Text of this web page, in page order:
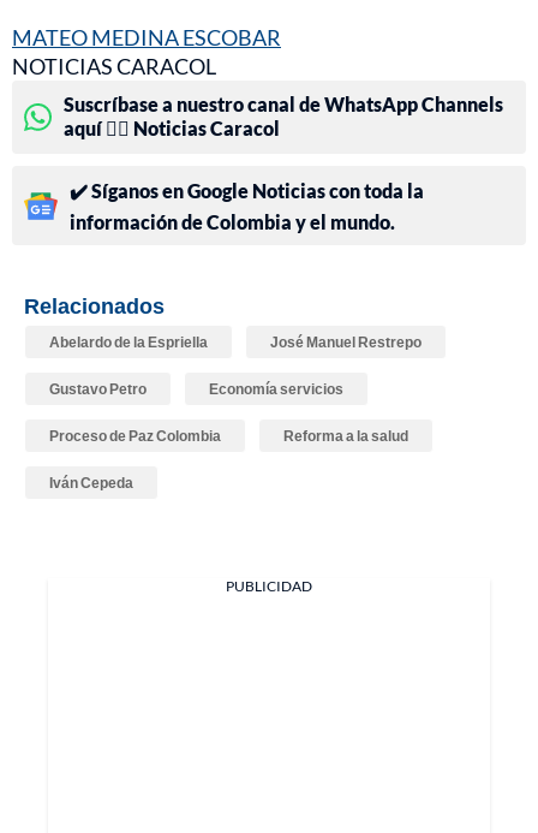
MATEO MEDINA ESCOBAR
NOTICIAS CARACOL
Suscríbase a nuestro canal de WhatsApp Channels
aquí 👉🏻 Noticias Caracol
✔️ Síganos en Google Noticias con toda la
información de Colombia y el mundo.
Relacionados
Abelardo de la Espriella José Manuel Restrepo
Gustavo Petro Economía servicios
Proceso de Paz Colombia Reforma a la salud
Iván Cepeda
PUBLICIDAD